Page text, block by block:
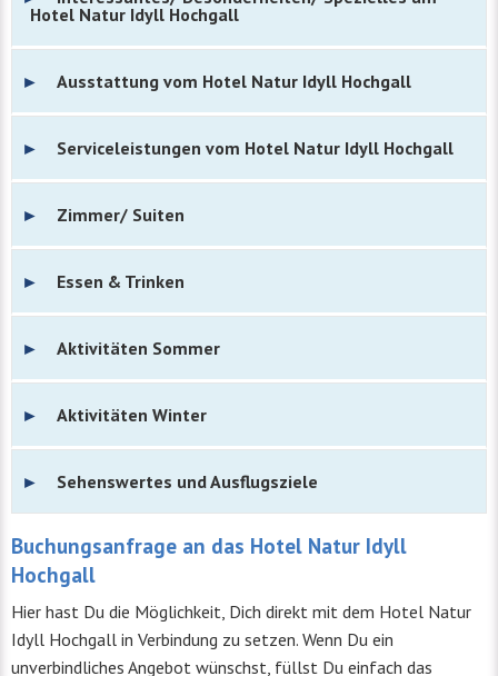
Hotel Natur Idyll Hochgall
Ausstattung vom Hotel Natur Idyll Hochgall
Serviceleistungen vom Hotel Natur Idyll Hochgall
Zimmer/ Suiten
Essen & Trinken
Aktivitäten Sommer
Aktivitäten Winter
Sehenswertes und Ausflugsziele
Buchungsanfrage an das Hotel Natur Idyll
Hochgall
Hier hast Du die Möglichkeit, Dich direkt mit dem Hotel Natur
Idyll Hochgall in Verbindung zu setzen. Wenn Du ein
unverbindliches Angebot wünschst, füllst Du einfach das